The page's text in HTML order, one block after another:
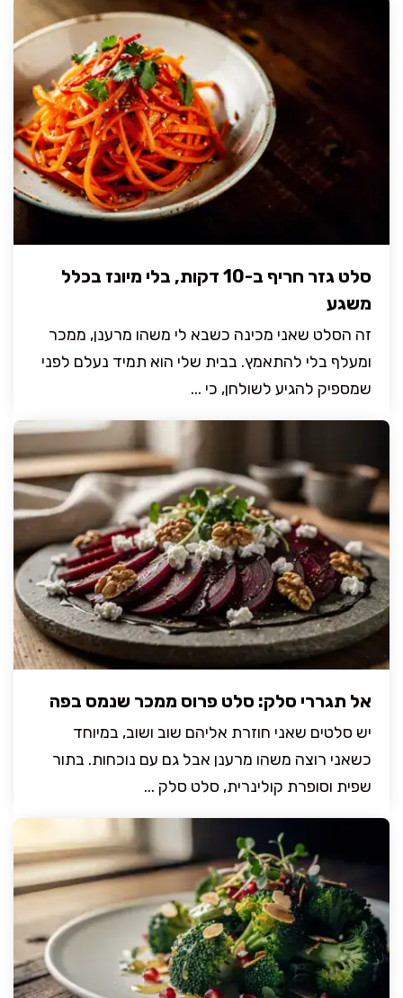
סלט גזר חריף ב-10 דקות, בלי מיונז בכלל
משגע
זה הסלט שאני מכינה כשבא לי משהו מרענן, ממכר
ומעלף בלי להתאמץ. בבית שלי הוא תמיד נעלם לפני
שמספיק להגיע לשולחן, כי ...
אל תגררי סלק: סלט פרוס ממכר שנמס בפה
יש סלטים שאני חוזרת אליהם שוב ושוב, במיוחד
כשאני רוצה משהו מרענן אבל גם עם נוכחות. בתור
שפית וסופרת קולינרית, סלט סלק ...